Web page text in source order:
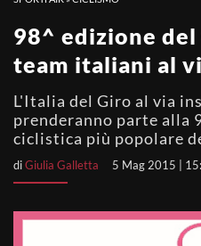
98^ edizione del
team italiani al
L'Italia del Giro al via
prenderanno parte alla
ciclistica più popolare
diGiulia Galletta 5 Mag 2015 |